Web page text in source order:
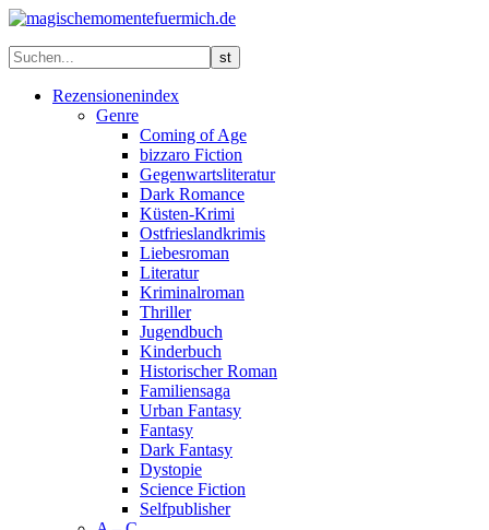
Rezensionenindex
Genre
Coming of Age
bizzaro Fiction
Gegenwartsliteratur
Dark Romance
Küsten-Krimi
Ostfrieslandkrimis
Liebesroman
Literatur
Kriminalroman
Thriller
Jugendbuch
Kinderbuch
Historischer Roman
Familiensaga
Urban Fantasy
Fantasy
Dark Fantasy
Dystopie
Science Fiction
Selfpublisher